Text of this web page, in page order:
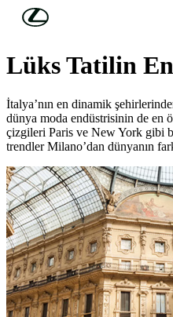
Skip to Main Content
Lifestyle
Lüks Tatilin
İtalya’nın en dinamik
dünya moda endüstrisinin de en
çizgileri Paris ve New York gibi
trendler Milano’dan dünyanın